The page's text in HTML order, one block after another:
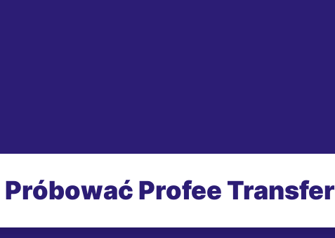
Próbować Profee